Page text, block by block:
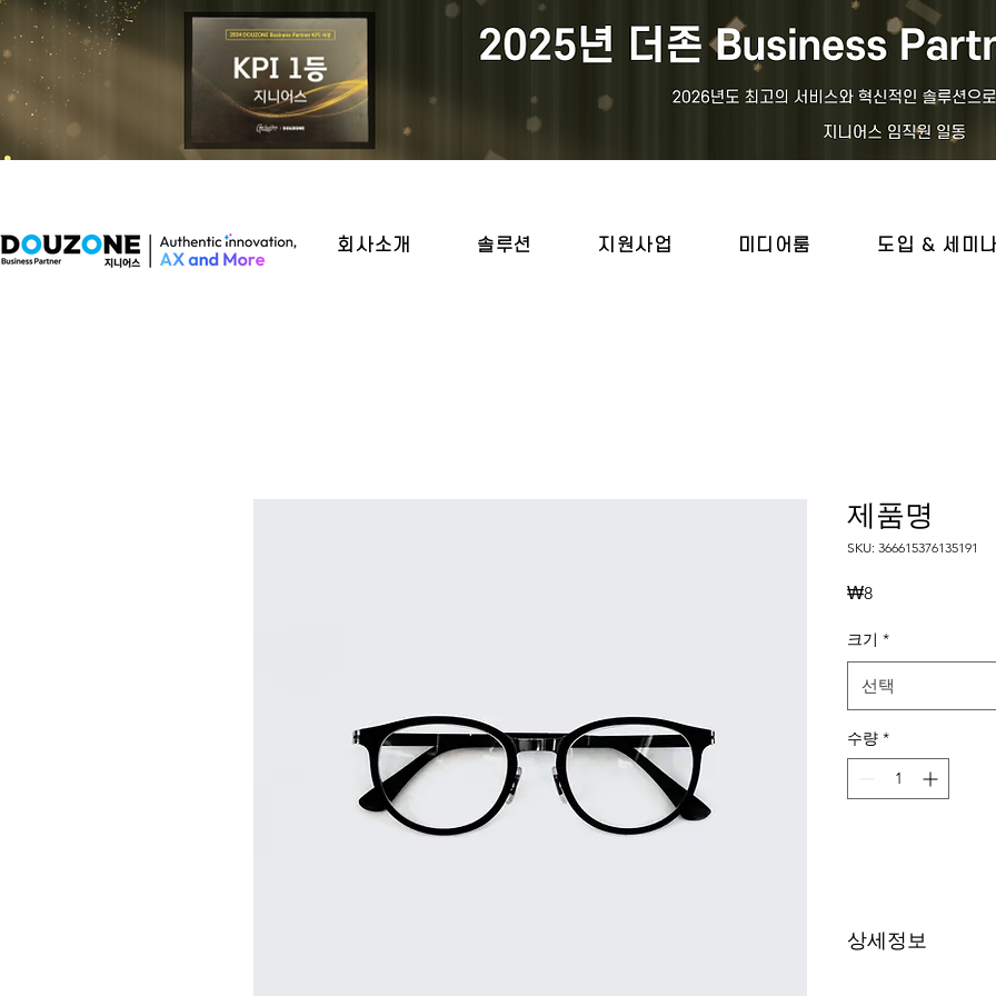
회사소개 솔루션 지원사업 미디어룸 도입 & 세미
제품명
SKU: 366615376135191
₩8가
크기 *
선택
수량 *
상세정보